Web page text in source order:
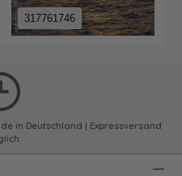
317761746
in Deutschland | Expressversand